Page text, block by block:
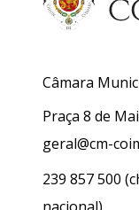
Câmara
Praça 8 de
geral@cm-
239 857 500